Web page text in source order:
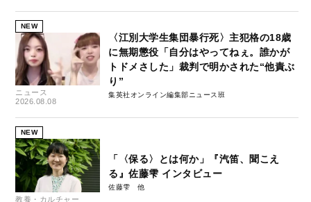
NEW
ニュース
2026.08.08
〈江別大学生集団暴行死〉主犯格の18歳
に無期懲役「自分はやってねぇ。誰かが
トドメさした」裁判で明かされた“他責ぶ
り”
集英社オンライン編集部ニュース班
NEW
教養・カルチャー
「〈保る〉とは何か」『汽笛、聞こえ
る』佐藤雫 インタビュー
佐藤雫